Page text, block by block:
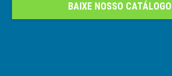
BAIXE NOSSO CATÁLOGO